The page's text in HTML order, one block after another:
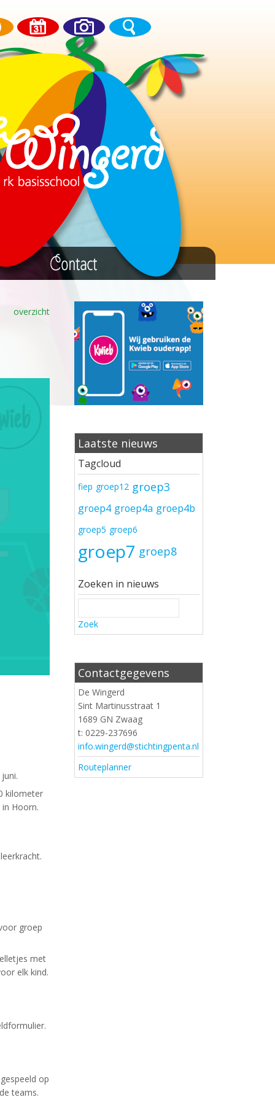
overzicht
kilometer
Hoorn.
groep
met
elk kind.
op
teams.
Laatste nieuws
Tagcloud
fiep groep12 groep3
groep4 groep4a groep4b
groep5 groep6
groep7 groep8
Zoeken in nieuws
Zoek
Contactgegevens
De Wingerd
Sint Martinusstraat 1
1689 GN Zwaag
t: 0229-237696
info.wingerd@stichtingpenta.nl
Routeplanner